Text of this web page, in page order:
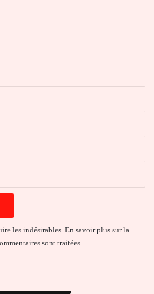
les indésirables. En savoir plus sur la
sont traitées.